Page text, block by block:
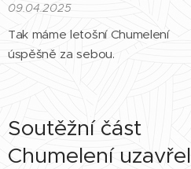
09.04.2025
Tak máme letošní Chumelení
úspěšně za sebou.
Soutěžní část
Chumelení uzavřel